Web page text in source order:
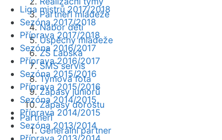
Partneři mládeže
Nábor dětí
Úspěchy mládeže
ZŠ Labská
SMS servis
Týmová fota
Zápasy juniorů
Zápasy dorostu
Partneři
Generální partner
Liga mistrů 2017/2018
Sezóna 2017/2018
Příprava 2017/2018
Sezóna 2016/2017
Příprava 2016/2017
Sezóna 2015/2016
Příprava 2015/2016
Sezóna 2014/2015
Příprava 2014/2015
Sezóna 2013/2014